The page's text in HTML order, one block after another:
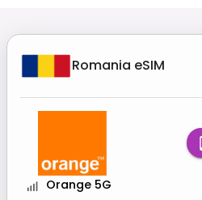
Romania eSIM
Orange 5G